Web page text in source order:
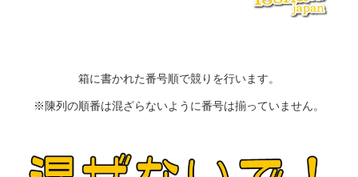
箱に書かれた番号順で競りを行います。
※陳列の順番は混ざらないように番号は揃っていません。